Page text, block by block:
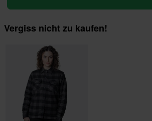
Vergiss nicht zu kaufen!